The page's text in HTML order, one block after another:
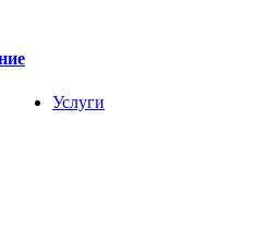
Услуги